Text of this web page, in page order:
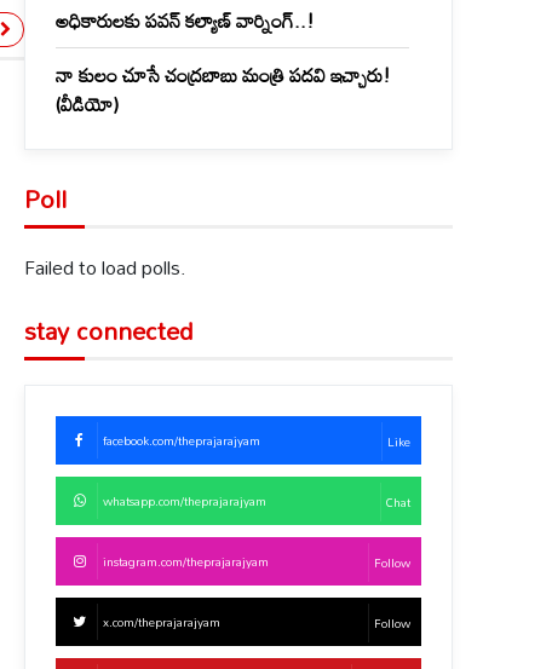
అధికారులకు పవన్ కల్యాణ్ వార్నింగ్..!
నా కులం చూసే చంద్రబాబు మంత్రి పదవి ఇచ్చారు!
(వీడియో)
Poll
Failed to load polls.
stay connected
facebook.com/theprajarajyam Like
whatsapp.com/theprajarajyam Chat
instagram.com/theprajarajyam Follow
x.com/theprajarajyam Follow